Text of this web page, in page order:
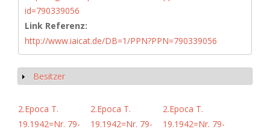
id=790339056
Link Referenz:
http://www.iaicat.de/DB=1/PPN?PPN=790339056
Show
Besitzer
2.Epoca T.
19.1942=Nr. 79-
2.Epoca T.
19.1942=Nr. 79-
2.Epoca T.
19.1942=Nr. 79-